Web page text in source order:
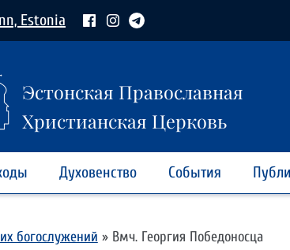
Estonia
Эстонская Православная
Христианская Церковь
Духовенство События
богослужений » Вмч. Георгия Победоносца